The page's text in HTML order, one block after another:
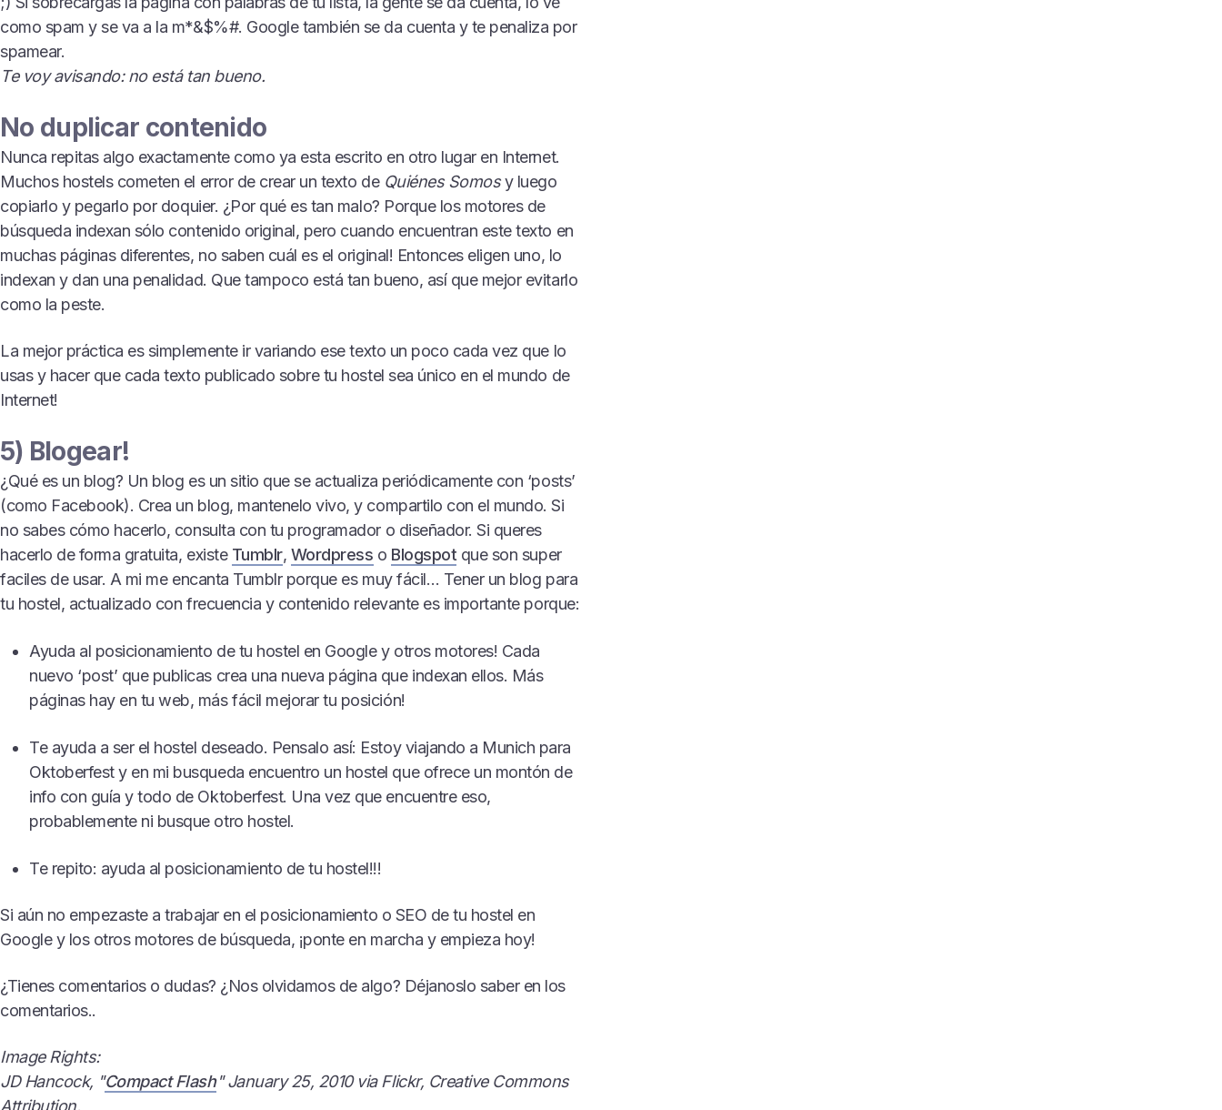
como spam y se va a la m*&$%#. Google también se da cuenta y te penaliza por
spamear.
Te voy avisando: no está tan bueno.
No duplicar contenido
Nunca repitas algo exactamente como ya esta escrito en otro lugar en Internet.
Muchos hostels cometen el error de crear un texto de Quiénes Somosy luego
copiarlo y pegarlo por doquier. ¿Por qué es tan malo? Porque los motores de
búsqueda indexan sólo contenido original, pero cuando encuentran este texto en
muchas páginas diferentes, no saben cuál es el original! Entonces eligen uno, lo
indexan y dan una penalidad. Que tampoco está tan bueno, así que mejor evitarlo
como la peste.
La mejor práctica es simplemente ir variando ese texto un poco cada vez que lo
usas y hacer que cada texto publicado sobre tu hostel sea único en el mundo de
Internet!
5) Blogear!
¿Qué es un blog? Un blog es un sitio que se actualiza periódicamente con ‘posts’
(como Facebook). Crea un blog, mantenelo vivo, y compartilo con el mundo. Si
no sabes cómo hacerlo, consulta con tu programador o diseñador. Si queres
hacerlo de forma gratuita, existe Tumblr, Wordpress o Blogspot que son super
faciles de usar. A mi me encanta Tumblr porque es muy fácil… Tener un blog para
tu hostel, actualizado con frecuencia y contenido relevante es importante porque:
Ayuda al posicionamiento de tu hostel en Google y otros motores! Cada
nuevo ‘post’ que publicas crea una nueva página que indexan ellos. Más
páginas hay en tu web, más fácil mejorar tu posición!
Te ayuda a ser el hostel deseado. Pensalo así: Estoy viajando a Munich para
Oktoberfest y en mi busqueda encuentro un hostel que ofrece un montón de
info con guía y todo de Oktoberfest. Una vez que encuentre eso,
probablemente ni busque otro hostel.
Te repito: ayuda al posicionamiento de tu hostel!!!
Si aún no empezaste a trabajar en el posicionamiento o SEO de tu hostel en
Google y los otros motores de búsqueda, ¡ponte en marcha y empieza hoy!
¿Tienes comentarios o dudas? ¿Nos olvidamos de algo? Déjanoslo saber en los
comentarios..
Image Rights:
JD Hancock, "Compact Flash" January 25, 2010 via Flickr, Creative Commons
Attribution.